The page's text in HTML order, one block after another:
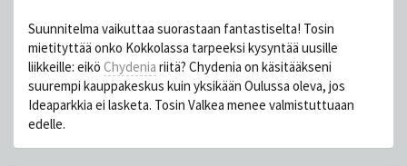
Suunnitelma vaikuttaa suorastaan fantastiselta! Tosin
mietityttää onko Kokkolassa tarpeeksi kysyntää uusille
liikkeille: eikö Chydenia riitä? Chydenia on käsitääkseni
suurempi kauppakeskus kuin yksikään Oulussa oleva, jos
Ideaparkkia ei lasketa. Tosin Valkea menee valmistuttuaan
edelle.